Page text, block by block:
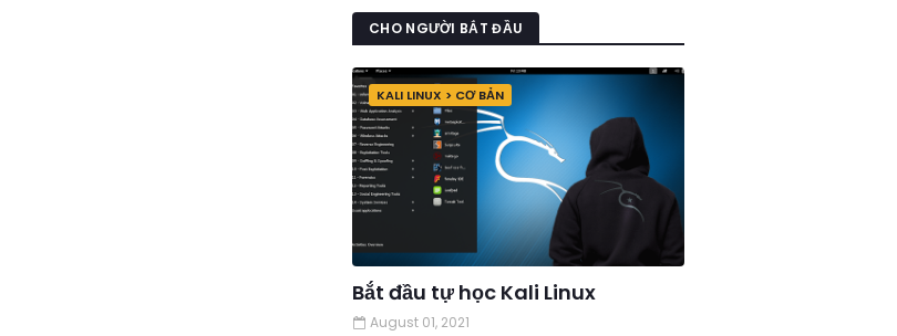
CHO NGƯỜI BẮT ĐẦU
KALI LINUX > CƠ BẢN
Bắt đầu tự học Kali Linux
August 01, 2021